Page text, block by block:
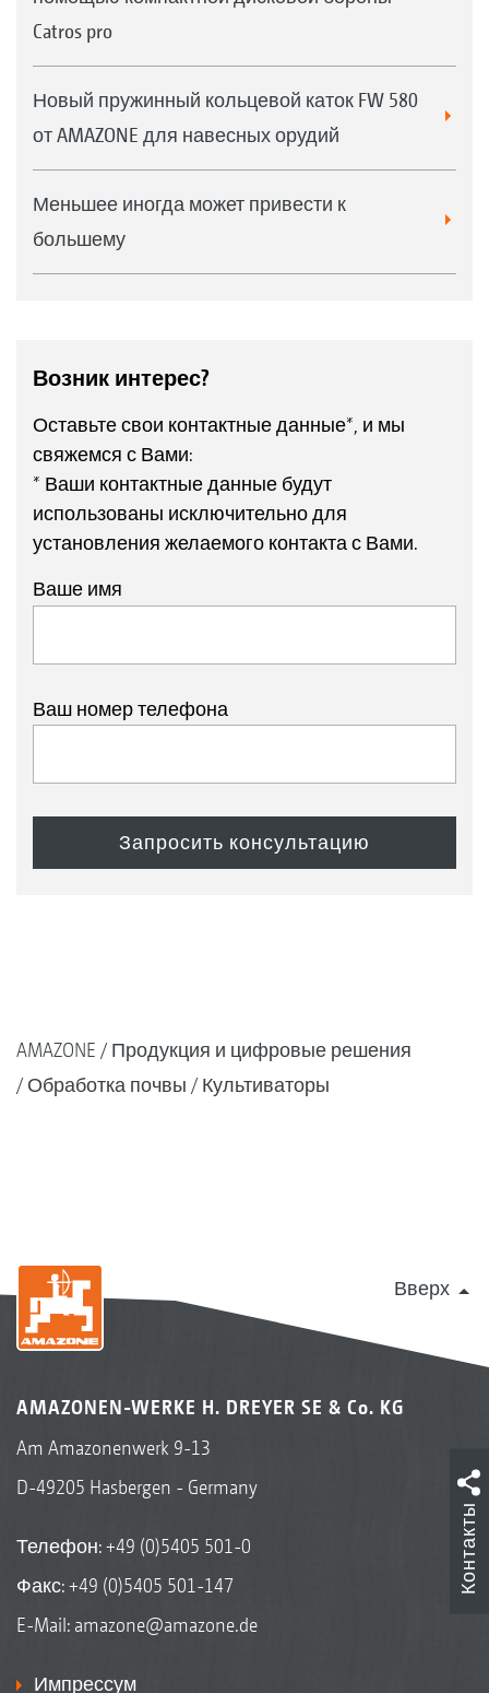
Catros pro
Новый пружинный кольцевой каток FW 580
от AMAZONE для навесных орудий
Меньшее иногда может привести к
большему
Возник интерес?
Оставьте свои контактные данные*, и мы
свяжемся с Вами:
* Ваши контактные данные будут
использованы исключительно для
установления желаемого контакта с Вами.
Ваше имя
Ваш номер телефона
AMAZONE
Продукция и цифровые решения
Обработка почвы
Культиваторы
Вверх
AMAZONEN-WERKE H. DREYER SE & Co. KG
Am Amazonenwerk 9-13
D-49205 Hasbergen - Germany
Телефон:+49 (0)5405 501-0
Факс: +49 (0)5405 501-147
E-Mail: amazone@amazone.de
Импрессум
Контакты